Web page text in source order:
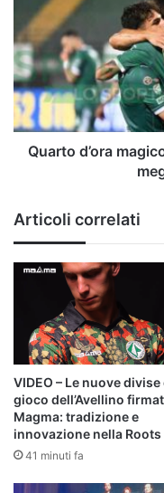
magico:
la
statistica
in
cui
nessuno
fa
meglio
Quarto d’ora
Articoli correlati
VIDEO – Le nuove divise
gioco dell’Avellino
Magma: tradizione e
innovazione nella Roots
41 minuti fa